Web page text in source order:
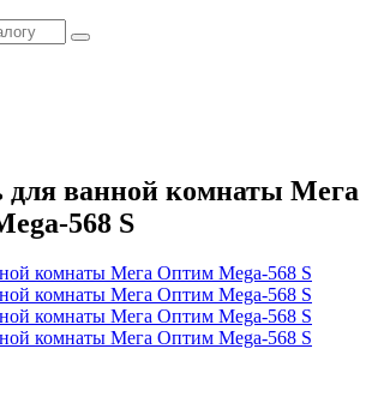
для ванной комнаты Мега
568 S